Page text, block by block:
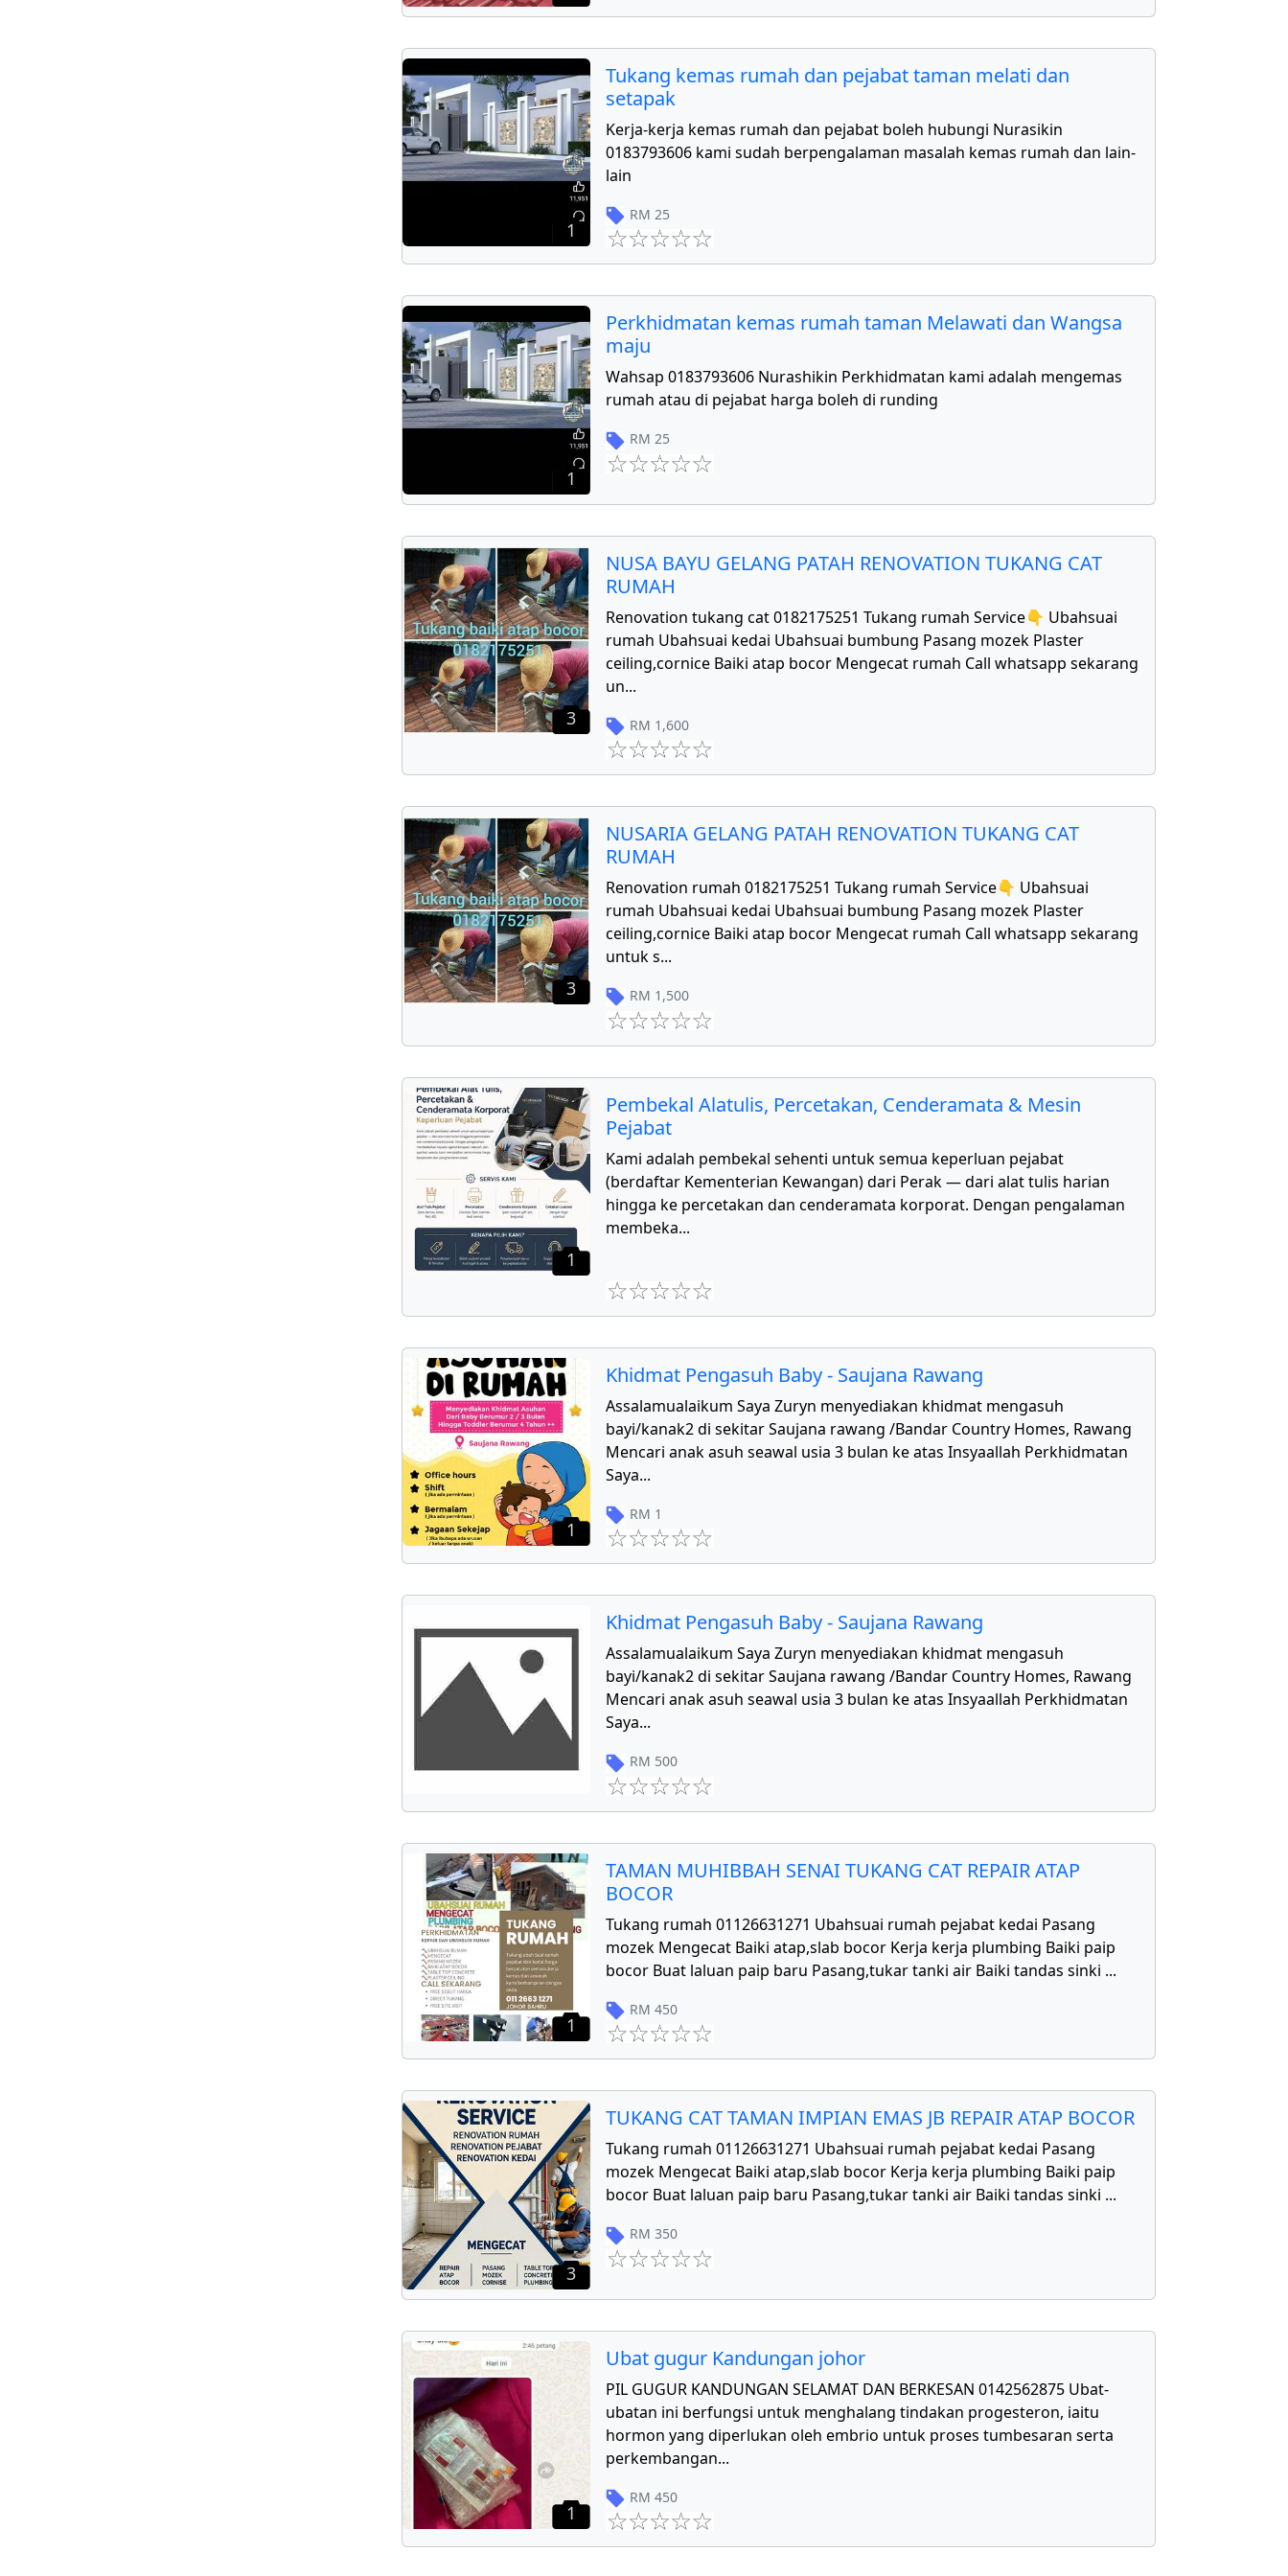
1
Tukang kemas rumah dan pejabat taman melati dan
setapak
Kerja-kerja kemas rumah dan pejabat boleh hubungi Nurasikin
0183793606 kami sudah berpengalaman masalah kemas rumah dan lain-
lain
RM 25
1
Perkhidmatan kemas rumah taman Melawati dan Wangsa
maju
Wahsap 0183793606 Nurashikin Perkhidmatan kami adalah mengemas
rumah atau di pejabat harga boleh di runding
RM 25
3
NUSA BAYU GELANG PATAH RENOVATION TUKANG CAT
RUMAH
Renovation tukang cat 0182175251 Tukang rumah Service👇 Ubahsuai
rumah Ubahsuai kedai Ubahsuai bumbung Pasang mozek Plaster
ceiling,cornice Baiki atap bocor Mengecat rumah Call whatsapp sekarang
un...
RM 1,600
3
NUSARIA GELANG PATAH RENOVATION TUKANG CAT
RUMAH
Renovation rumah 0182175251 Tukang rumah Service👇 Ubahsuai
rumah Ubahsuai kedai Ubahsuai bumbung Pasang mozek Plaster
ceiling,cornice Baiki atap bocor Mengecat rumah Call whatsapp sekarang
untuk s...
RM 1,500
1
Pembekal Alatulis, Percetakan, Cenderamata & Mesin
Pejabat
Kami adalah pembekal sehenti untuk semua keperluan pejabat
(berdaftar Kementerian Kewangan) dari Perak — dari alat tulis harian
hingga ke percetakan dan cenderamata korporat. Dengan pengalaman
membeka...
1
Khidmat Pengasuh Baby - Saujana Rawang
Assalamualaikum Saya Zuryn menyediakan khidmat mengasuh
bayi/kanak2 di sekitar Saujana rawang /Bandar Country Homes, Rawang
Mencari anak asuh seawal usia 3 bulan ke atas Insyaallah Perkhidmatan
Saya...
RM 1
Khidmat Pengasuh Baby - Saujana Rawang
Assalamualaikum Saya Zuryn menyediakan khidmat mengasuh
bayi/kanak2 di sekitar Saujana rawang /Bandar Country Homes, Rawang
Mencari anak asuh seawal usia 3 bulan ke atas Insyaallah Perkhidmatan
Saya...
RM 500
1
TAMAN MUHIBBAH SENAI TUKANG CAT REPAIR ATAP
BOCOR
Tukang rumah 01126631271 Ubahsuai rumah pejabat kedai Pasang
mozek Mengecat Baiki atap,slab bocor Kerja kerja plumbing Baiki paip
bocor Buat laluan paip baru Pasang,tukar tanki air Baiki tandas sinki ...
RM 450
3
TUKANG CAT TAMAN IMPIAN EMAS JB REPAIR ATAP BOCOR
Tukang rumah 01126631271 Ubahsuai rumah pejabat kedai Pasang
mozek Mengecat Baiki atap,slab bocor Kerja kerja plumbing Baiki paip
bocor Buat laluan paip baru Pasang,tukar tanki air Baiki tandas sinki ...
RM 350
1
Ubat gugur Kandungan johor
PIL GUGUR KANDUNGAN SELAMAT DAN BERKESAN 0142562875 Ubat-
ubatan ini berfungsi untuk menghalang tindakan progesteron, iaitu
hormon yang diperlukan oleh embrio untuk proses tumbesaran serta
perkembangan...
RM 450